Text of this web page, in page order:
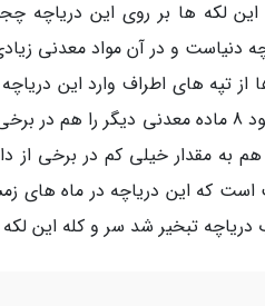
لکه ها بر روی این دریاچه
دنیاست و در آن مواد معدنی
تپه های اطراف وارد این
هم به مقدار خیلی کم در برخی
که این دریاچه در ماه های
دریاچه تبخیر شد سر و کله این